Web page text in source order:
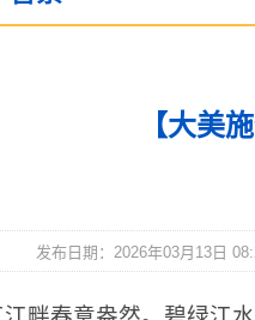
【大美
发布日期：2026年03月13日